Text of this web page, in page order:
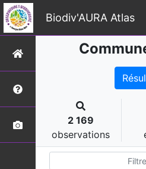
Biodiv'AURA Atlas
2 169
observations